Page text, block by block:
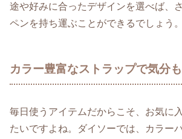
途や好みに合ったデザインを選べば、
ペンを持ち運ぶことができるでしょう。
カラー豊富なストラップで気分
毎日使うアイテムだからこそ、お気に
たいですよね。ダイソーでは、カラー